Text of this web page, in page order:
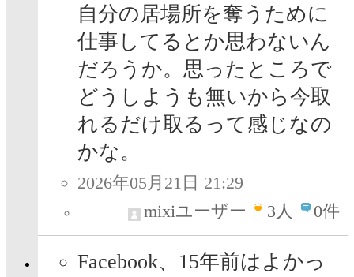
自分の居場所を奪うために
仕事してるとか思わないん
だろうか。思ったところで
どうしようも無いから今取
れるだけ取るって感じなの
かな。
2026年05月21日 21:29
mixiユーザー
3人 0件
Facebook、15年前はよかっ